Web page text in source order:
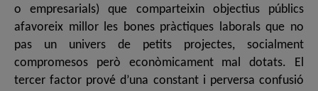
o empresarials) que comparteixin objectius públics
afavoreix millor les bones pràctiques laborals que no
pas un univers de petits projectes, socialment
compromesos però econòmicament mal dotats. El
tercer factor prové d’una constant i perversa confusió